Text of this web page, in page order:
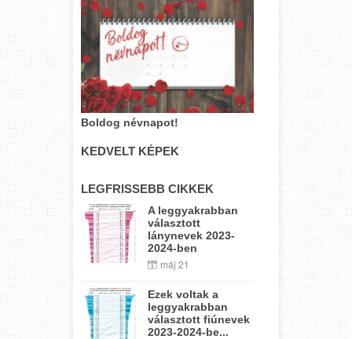
Boldog névnapot!
KEDVELT KÉPEK
LEGFRISSEBB CIKKEK
A leggyakrabban
választott
lánynevek 2023-
2024-ben
máj 21
Ezek voltak a
leggyakrabban
választott fiúnevek
2023-2024-be...